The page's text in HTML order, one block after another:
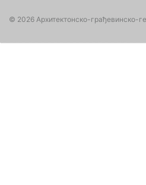
© 2026 Архитектонско-грађевинско-